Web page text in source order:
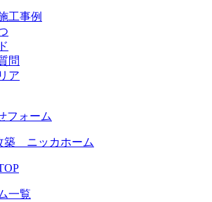
工事例
問
ア
フォーム
一覧